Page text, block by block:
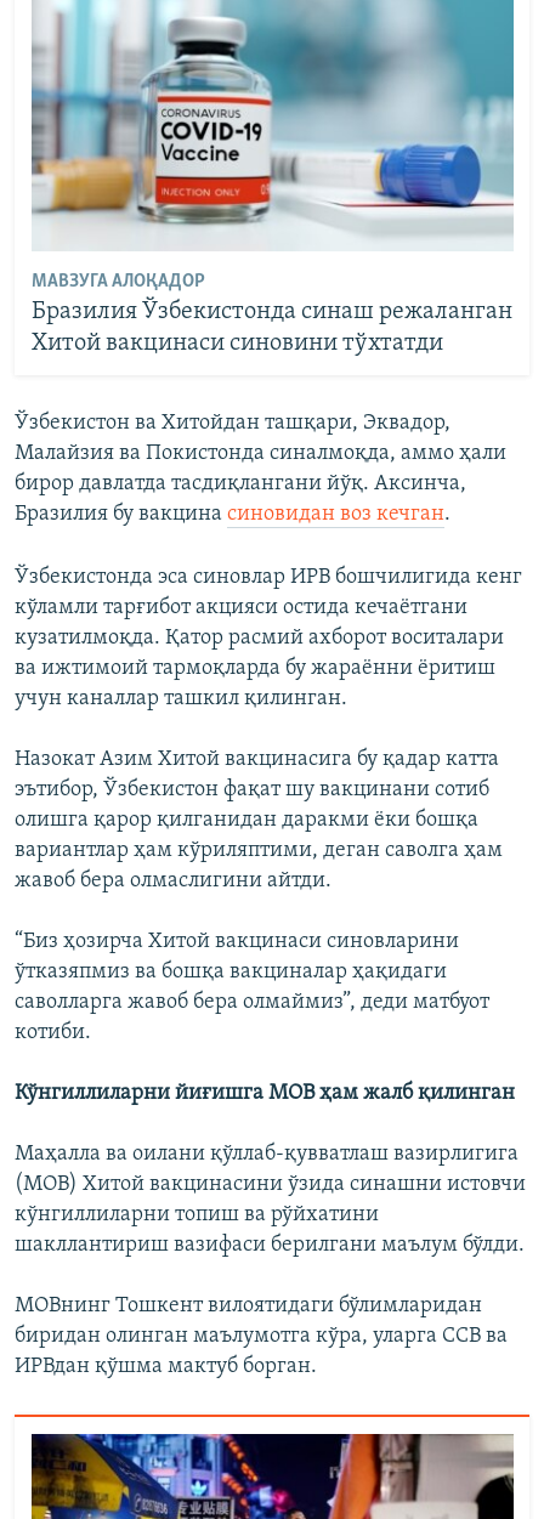
МАВЗУГА АЛОҚАДОР
Бразилия Ўзбекистонда синаш режаланган
Хитой вакцинаси синовини тўхтатди
Ўзбекистон ва Хитойдан ташқари, Эквадор,
Малайзия ва Покистонда синалмоқда, аммо ҳали
бирор давлатда тасдиқлангани йўқ. Аксинча,
Бразилия бу вакцина синовидан воз кечган.
Ўзбекистонда эса синовлар ИРВ бошчилигида кенг
кўламли тарғибот акцияси остида кечаётгани
кузатилмоқда. Қатор расмий ахборот воситалари
ва ижтимоий тармоқларда бу жараённи ёритиш
учун каналлар ташкил қилинган.
Назокат Азим Хитой вакцинасига бу қадар катта
эътибор, Ўзбекистон фақат шу вакцинани сотиб
олишга қарор қилганидан даракми ёки бошқа
вариантлар ҳам кўриляптими, деган саволга ҳам
жавоб бера олмаслигини айтди.
“Биз ҳозирча Хитой вакцинаси синовларини
ўтказяпмиз ва бошқа вакциналар ҳақидаги
саволларга жавоб бера олмаймиз”, деди матбуот
котиби.
Кўнгиллиларни йиғишга МОВ ҳам жалб қилинган
Маҳалла ва оилани қўллаб-қувватлаш вазирлигига
(МОВ) Хитой вакцинасини ўзида синашни истовчи
кўнгиллиларни топиш ва рўйхатини
шакллантириш вазифаси берилгани маълум бўлди.
МОВнинг Тошкент вилоятидаги бўлимларидан
биридан олинган маълумотга кўра, уларга ССВ ва
ИРВдан қўшма мактуб борган.